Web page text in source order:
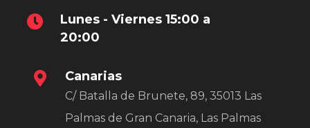
Lunes - Viernes 15:00 a
20:00
Canarias
C/ Batalla de Brunete, 89, 35013 Las
Palmas de Gran Canaria, Las Palmas